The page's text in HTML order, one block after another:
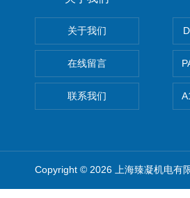
关于我们
在线留言
联系我们
Copyright © 2026 上海臻凝机电有